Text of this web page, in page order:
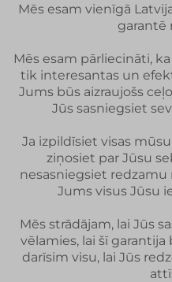
Mēs esam vienīgā
garantē
Mēs esam pārliecināti,
tik interesantas un
Jums būs aizraujošs
Jūs sasniegsiet
Ja izpildīsiet visas
ziņosiet par Jūsu
nesasniegsiet
Jums visus Jūsu
Mēs strādājam, lai Jūs
vēlamies, lai šī
darīsim visu, lai Jūs